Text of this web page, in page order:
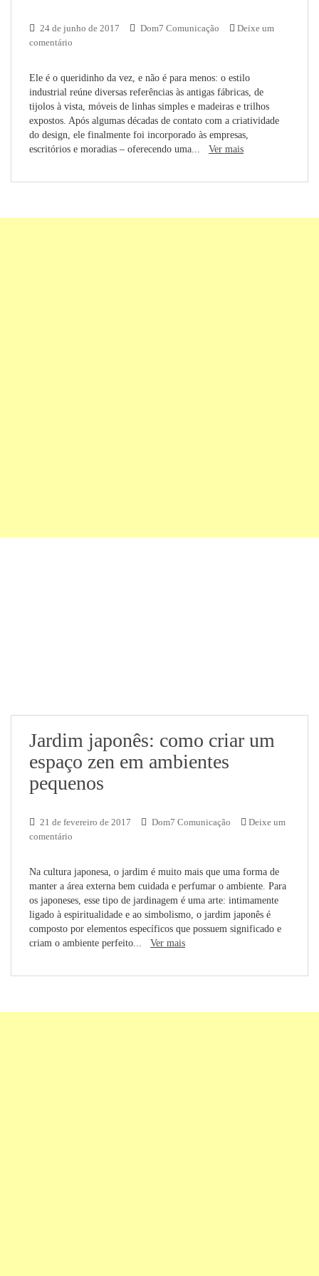
24 de junho de 2017 Dom7 Comunicação
Deixe um
comentário
Ele é o queridinho da vez, e não é para menos: o estilo
industrial reúne diversas referências às antigas fábricas, de
tijolos à vista, móveis de linhas simples e madeiras e trilhos
expostos. Após algumas décadas de contato com a criatividade
do design, ele finalmente foi incorporado às empresas,
escritórios e moradias – oferecendo uma... Ver mais
Jardim japonês: como criar um
espaço zen em ambientes
pequenos
21 de fevereiro de 2017 Dom7 Comunicação
Deixe um
comentário
Na cultura japonesa, o jardim é muito mais que uma forma de
manter a área externa bem cuidada e perfumar o ambiente. Para
os japoneses, esse tipo de jardinagem é uma arte: intimamente
ligado à espiritualidade e ao simbolismo, o jardim japonês é
composto por elementos específicos que possuem significado e
criam o ambiente perfeito... Ver mais